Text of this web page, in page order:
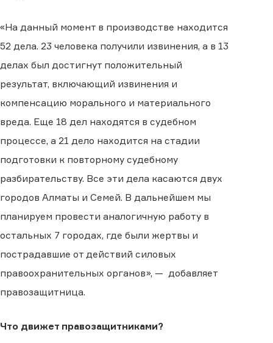
«На данный момент в производстве находится
52 дела. 23 человека получили извинения, а в 13
делах был достигнут положительный
результат, включающий извинения и
компенсацию морального и материального
вреда. Еще 18 дел находятся в судебном
процессе, а 21 дело находится на стадии
подготовки к повторному судебному
разбирательству. Все эти дела касаются двух
городов Алматы и Семей. В дальнейшем мы
планируем провести аналогичную работу в
остальных 7 городах, где были жертвы и
пострадавшие от действий силовых
правоохранительных органов», — добавляет
правозащитница.
Что движет правозащитниками?